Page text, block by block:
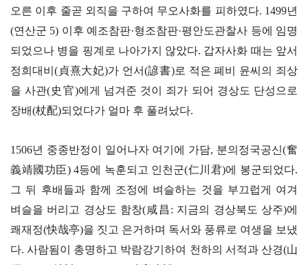
오른 이후 줄곧 외직을 구하여 무오사화를 피하였다. 1499년
(연산군 5) 이후 예조참판·형조참판·평안도관찰사 등에 임명
되었으나 병을 핑계로 나아가지 않았다. 갑자사화 때는 앞서
정희대비(貞熹大妃)가 언서(諺書)로 적은 폐비 윤씨의 죄상
을 사관(史官)에게 넘겨준 것이 죄가 되어 경상도 단성으로
장배(杖配)되었다가 얼마 후 풀려났다.
1506년 중종반정이 일어나자 여기에 가담, 분의정국공신(奮
義靖國功臣) 4등에 녹훈되고 인천군(仁川君)에 봉군되었다.
그 뒤 후배들과 함께 조정에 벼슬하는 것을 부끄럽게 여겨
벼슬을 버리고 경상도 함창(咸昌: 지금의 경상북도 상주)에
쾌재정(快哉亭)을 짓고 은거하며 독서와 풍류로 여생을 보냈
다. 사람됨이 총명하고 박람강기하여 천하의 서적과 산경(山